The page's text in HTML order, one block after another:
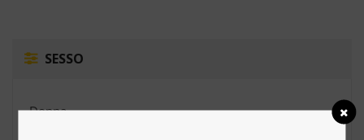
SESSO
Donna